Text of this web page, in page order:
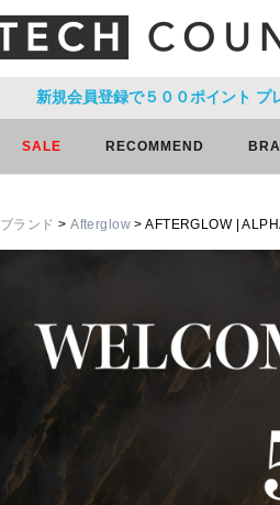
新規会員登録で５００ポイント プ
SALE RECOMMEND
ブランド Afterglow AFTERGLOW |